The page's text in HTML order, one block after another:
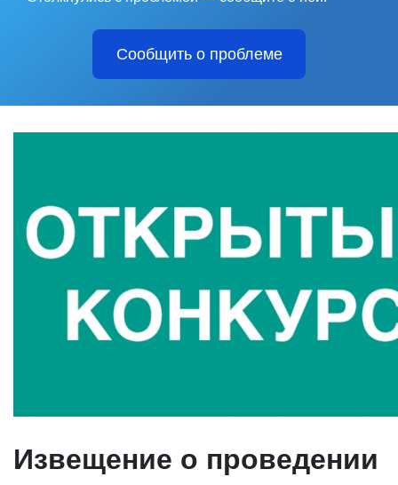
Сообщить о проблеме
Извещение о проведении